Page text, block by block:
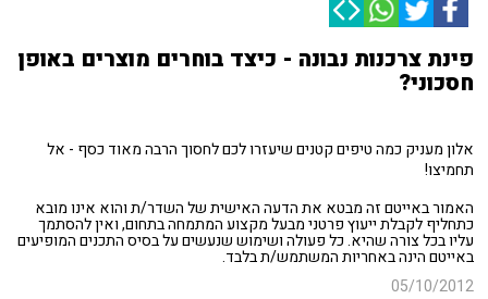
פינת צרכנות נבונה - כיצד בוחרים מוצרים באופן
חסכוני?
אלון מעניק כמה טיפים קטנים שיעזרו לכם לחסוך הרבה מאוד כסף - אל
תחמיצו!
האמור באייטם זה מבטא את הדעה האישית של השדר/ת והוא אינו מובא
כתחליף לקבלת ייעוץ פרטני מבעל מקצוע המתמחה בתחום, ואין להסתמך
עליו בכל צורה שהיא. כל פעולה ושימוש שנעשים על בסיס התכנים המופיעים
באייטם הינה באחריות המשתמש/ת בלבד.
05/10/2012